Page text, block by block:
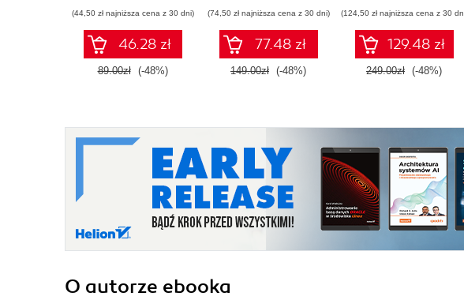
(44,50 zł najniższa cena z 30 dni)
46.28 zł
89.00zł (-48%)
(74,50 zł najniższa cena z 30 dni)
77.48 zł
149.00zł (-48%)
(124,50 zł najniższa cena z 30
129.48 zł
249.00zł (-48%)
O autorze ebooka